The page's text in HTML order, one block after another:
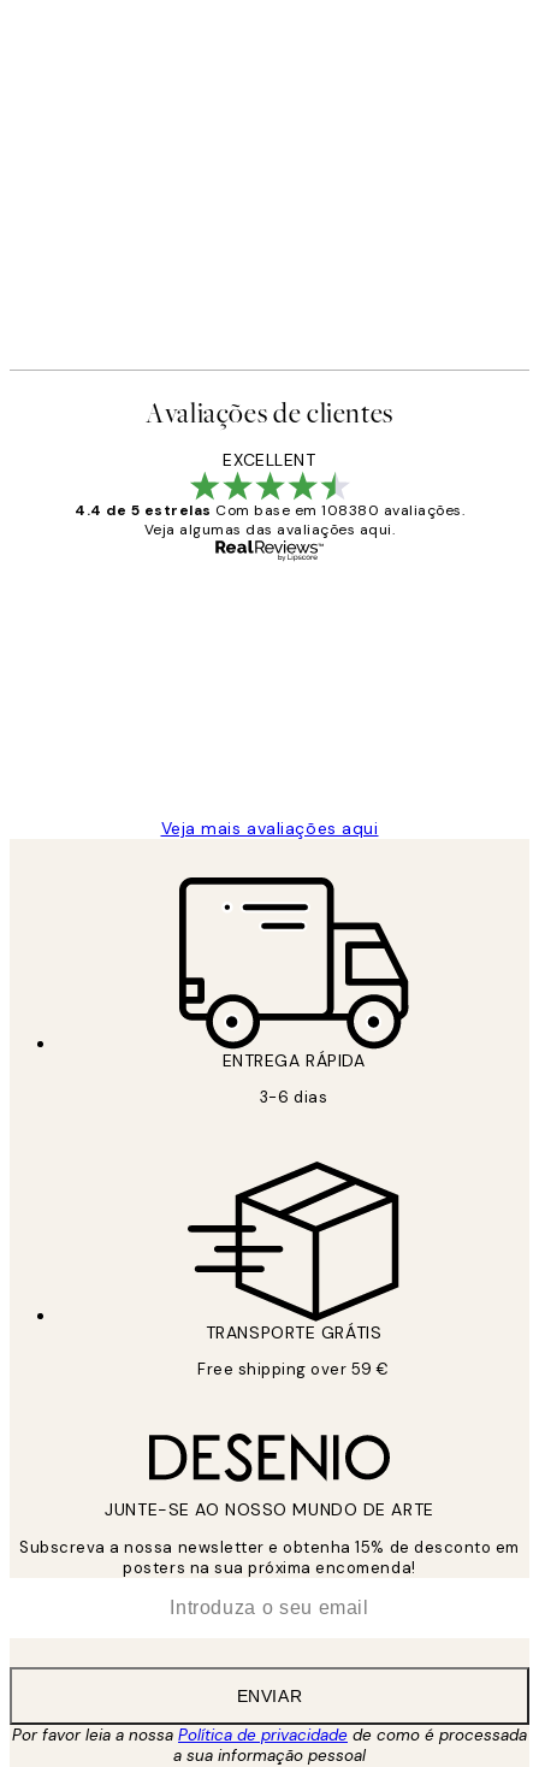
Avaliações de clientes
EXCELLENT
4.4 de 5 estrelas Com base em 108380 avaliações.
Veja algumas das avaliações aqui.
Veja mais avaliações aqui
ENTREGA RÁPIDA
3-6 dias
TRANSPORTE GRÁTIS
Free shipping over 59 €
JUNTE-SE AO NOSSO MUNDO DE ARTE
Subscreva a nossa newsletter e obtenha 15% de desconto em
posters na sua próxima encomenda!
ENVIAR
Por favor leia a nossa Política de privacidade de como é processada
a sua informação pessoal